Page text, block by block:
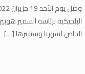
البلجيكية برئاسة السفير
الخاص لسوريا وسفيرها[…]